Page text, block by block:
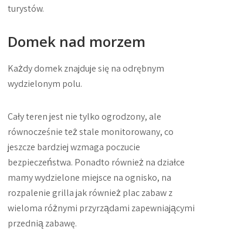
turystów.
Domek nad morzem
Każdy domek znajduje się na odrębnym
wydzielonym polu.
Cały teren jest nie tylko ogrodzony, ale
równocześnie też stale monitorowany, co
jeszcze bardziej wzmaga poczucie
bezpieczeństwa. Ponadto również na działce
mamy wydzielone miejsce na ognisko, na
rozpalenie grilla jak również plac zabaw z
wieloma różnymi przyrządami zapewniającymi
przednią zabawę.